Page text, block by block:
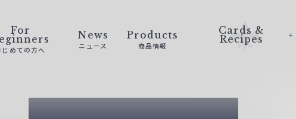
For
じめての方へ
News
ニュース
Products
商品情報
Cards &
Recipes